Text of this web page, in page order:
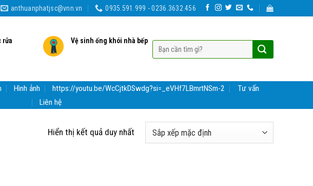
anthuanphatjsc@vnn.vn 0935.591.999 - 0236.3632.456
rửa
Vệ sinh ống khói nhà bếp
Hình ảnh https://youtu.be/WcCjtkDSwdg?si=_eVHf7LBmrtNSm-2
Tư vấn
Liên hệ
Hiển thị kết quả duy nhất